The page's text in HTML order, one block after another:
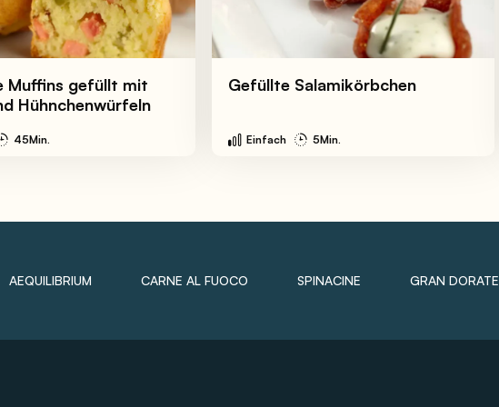
Muffins gefüllt mit
Hühnchenwürfeln
45Min.
Gefüllte Salamikörbchen
Einfach 5Min.
AEQUILIBRIUM CARNE AL FUOCO SPINACINE GRAN DORATE